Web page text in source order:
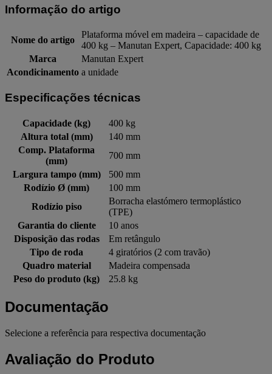
Informação do artigo
Nome do artigo
Plataforma móvel em madeira – capacidade de
400 kg – Manutan Expert, Capacidade: 400 kg
Marca
Manutan Expert
Acondicinamento a unidade
Especificações técnicas
Capacidade (kg)
400 kg
Altura total (mm)
140 mm
Comp. Plataforma
(mm)
700 mm
Largura tampo (mm)
500 mm
Rodízio Ø (mm)
100 mm
Rodízio piso
Borracha elastómero termoplástico
(TPE)
Garantia do cliente
10 anos
Disposição das rodas
Em retângulo
Tipo de roda
4 giratórios (2 com travão)
Quadro material
Madeira compensada
Peso do produto (kg)
25.8 kg
Documentação
Selecione a referência para respectiva documentação
Avaliação do Produto